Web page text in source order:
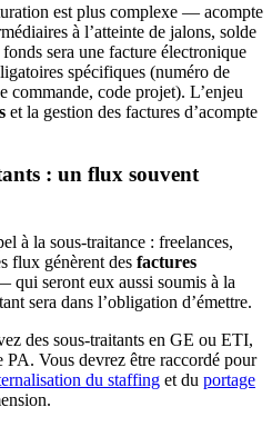
est plus complexe — acompte
à l’atteinte de jalons, solde
sera une facture électronique
spécifiques (numéro de
commande, code projet). L’enjeu
et la gestion des factures d’acompte
: un flux souvent
à la sous-traitance : freelances,
flux génèrent des factures
seront eux aussi soumis à la
sera dans l’obligation d’émettre.
des sous-traitants en GE ou ETI,
Vous devrez être raccordé pour
du staffing et du portage